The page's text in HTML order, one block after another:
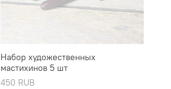
Набор художественных
мастихинов 5 шт
450 RUB